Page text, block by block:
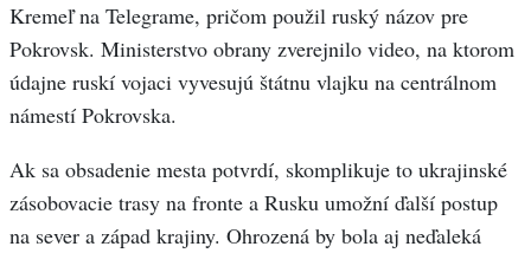
Kremeľ na Telegrame, pričom použil ruský názov pre
Pokrovsk. Ministerstvo obrany zverejnilo video, na ktorom
údajne ruskí vojaci vyvesujú štátnu vlajku na centrálnom
námestí Pokrovska.
Ak sa obsadenie mesta potvrdí, skomplikuje to ukrajinské
zásobovacie trasy na fronte a Rusku umožní ďalší postup
na sever a západ krajiny. Ohrozená by bola aj neďaleká